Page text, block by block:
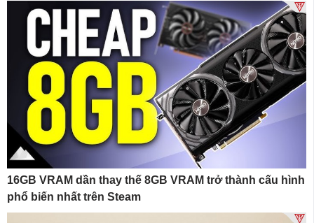
16GB VRAM dần thay thế 8GB VRAM trở thành cấu hình
phổ biến nhất trên Steam